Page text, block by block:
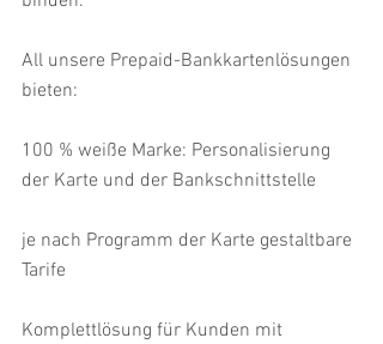
All unsere Prepaid-Bankkartenlösungen
bieten:
100 % weiße Marke: Personalisierung
der Karte und der Bankschnittstelle
je nach Programm der Karte gestaltbare
Tarife
Komplettlösung für Kunden mit